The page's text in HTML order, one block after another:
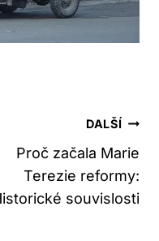
DALŠÍ
Proč začala Marie
Terezie reformy:
souvislosti